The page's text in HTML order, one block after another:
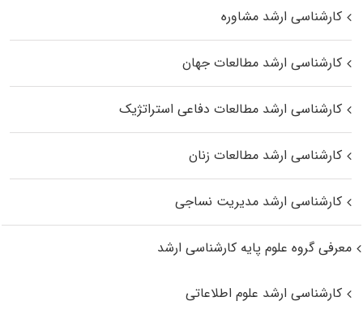
کارشناسی ارشد مشاوره
کارشناسی ارشد مطالعات جهان
کارشناسی ارشد مطالعات دفاعی استراتژیک
کارشناسی ارشد مطالعات زنان
کارشناسی ارشد مدیریت نساجی
معرفی گروه علوم پایه کارشناسی ارشد
کارشناسی ارشد علوم اطلاعاتی